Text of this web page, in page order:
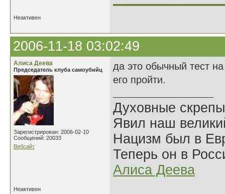
Неактивен
2006-11-18 03:02:49
Алиса Деева
Председатель клуба самоубийц
Зарегистрирован: 2006-02-10
Сообщений: 20033
Вебсайт
да это обычный тест
его пройти.
Духовные
Явил наш
Нацизм был в
Теперь он в
Алиса Деева
Неактивен